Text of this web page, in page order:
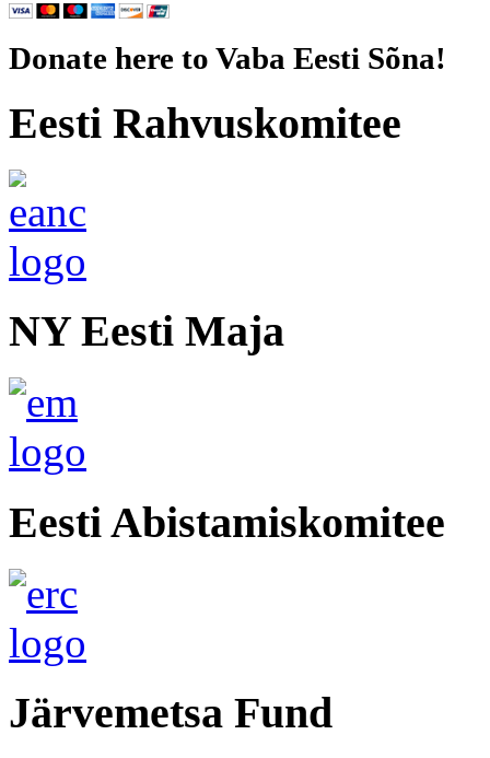
Donate here to Vaba Eesti Sõna!
Eesti Rahvuskomitee
NY Eesti Maja
Eesti Abistamiskomitee
Järvemetsa Fund